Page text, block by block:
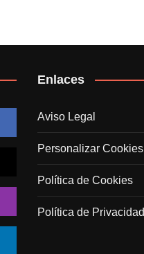
Enlaces
Aviso Legal
Personalizar Cookies
Política de Cookies
Política de Privacidad